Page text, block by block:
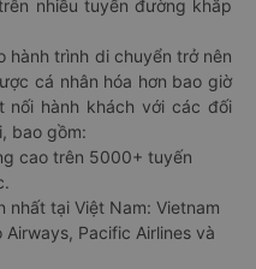
nhiều tuyến đường khắp
hành trình di chuyển trở nên
cá nhân hóa hơn bao giờ
nối hành khách với các đối
bao gồm:
cao trên 5000+ tuyến
nhất tại Việt Nam: Vietnam
Airways, Pacific Airlines và